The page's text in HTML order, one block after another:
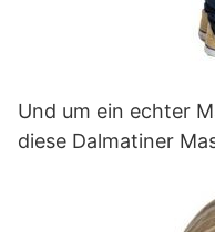
Und um ein echter
diese Dalmatiner